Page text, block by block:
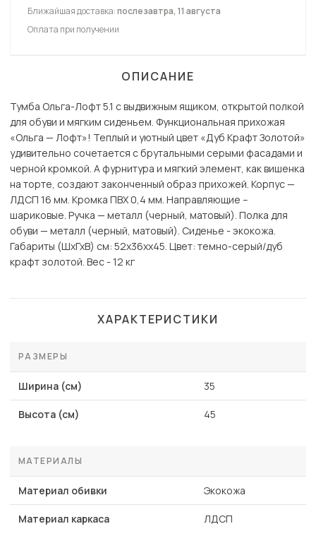
Ближайшая доставка:послезавтра, 11 августа
Оплата при получении
ОПИСАНИЕ
Тумба Ольга-Лофт 5.1 с выдвижным ящиком, открытой полкой
для обуви и мягким сиденьем. Функциональная прихожая
«Ольга — Лофт»! Теплый и уютный цвет «Дуб Крафт Золотой»
удивительно сочетается с брутальными серыми фасадами и
черной кромкой. А фурнитура и мягкий элемент, как вишенка
на торте, создают законченный образ прихожей. Корпус —
ЛДСП 16 мм. Кромка ПВХ 0,4 мм. Направляющие –
шариковые. Ручка — металл (черный, матовый). Полка для
обуви — металл (черный, матовый). Сиденье - экокожа.
Габариты (ШхГхВ) см: 52х36хх45. Цвет: темно-серый/дуб
крафт золотой. Вес - 12 кг
ХАРАКТЕРИСТИКИ
РАЗМЕРЫ
Ширина (см) 35
Высота (см) 45
МАТЕРИАЛЫ
Материал обивки Экокожа
Материал каркаса ЛДСП